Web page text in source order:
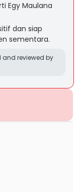
Egy Maulana
dan siap
sementara.
reviewed by